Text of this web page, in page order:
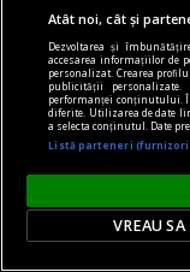
Atât noi, cât și
Dezvoltarea și
accesarea informațiilor de
personalizat. Crearea
publicității personalizate.
performanței conținutului.
diferite. Utilizarea de date
a selecta conținutul. Date
Listă parteneri
VREAU